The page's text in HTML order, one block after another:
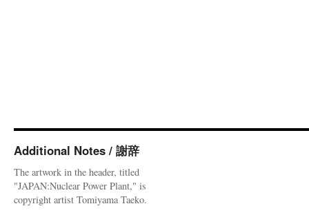
Additional Notes / 謝辞
The artwork in the header, titled
"JAPAN:Nuclear Power Plant," is
copyright artist Tomiyama Taeko.